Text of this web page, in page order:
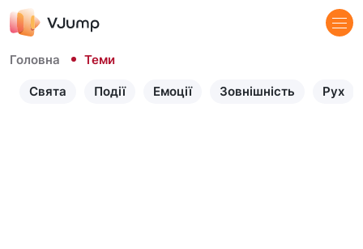
Головна Теми
Свята Події Емоції Зовнішність Рух